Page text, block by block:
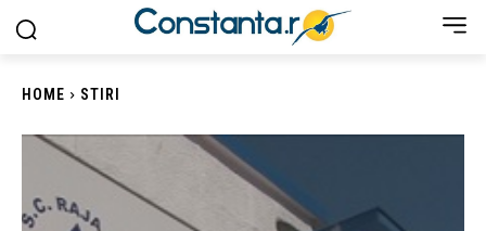
HOME STIRI